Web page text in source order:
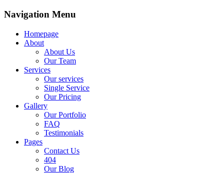
Navigation Menu
Homepage
About
About Us
Our Team
Services
Our services
Single Service
Our Pricing
Gallery
Our Portfolio
FAQ
Testimonials
Pages
Contact Us
404
Our Blog